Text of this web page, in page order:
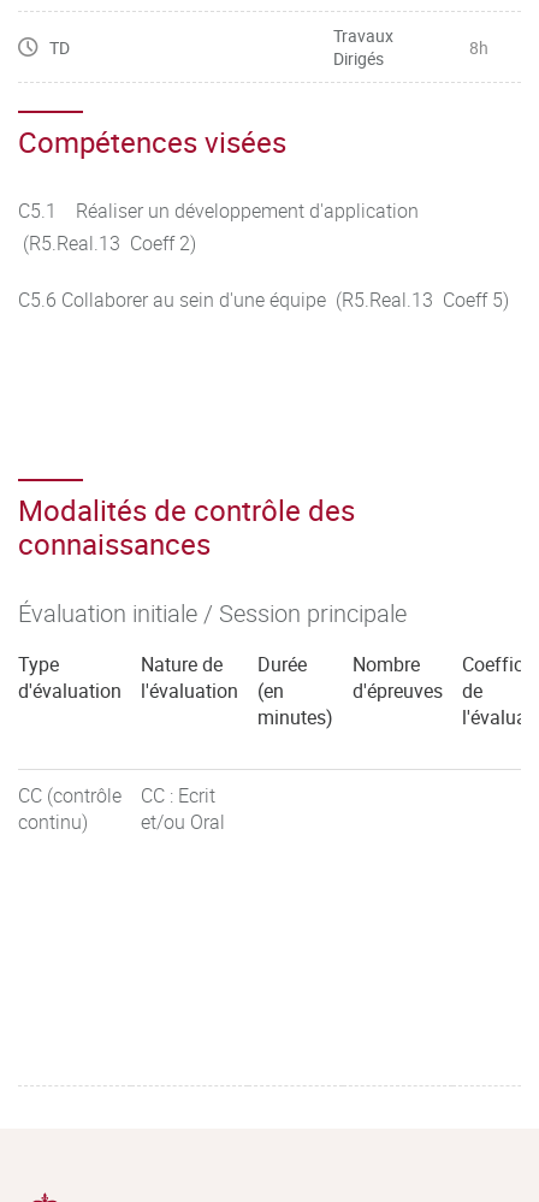
TD
Travaux
Dirigés
8h
Compétences visées
C5.1 Réaliser un développement d'application
(R5.Real.13 Coeff 2)
C5.6 Collaborer au sein d'une équipe (R5.Real.13 Coeff 5)
Modalités de contrôle des
connaissances
Évaluation initiale / Session principale
Type
d'évaluation
Nature de
l'évaluation
Durée
(en
minutes)
Nombre
d'épreuves
de
CC (contrôle
continu)
CC : Ecrit
et/ou Oral